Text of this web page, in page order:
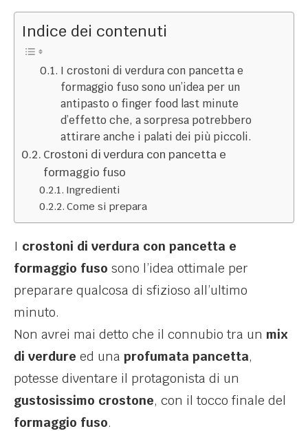
Indice dei contenuti
I crostoni di verdura con pancetta e
formaggio fuso sono un’idea per un
antipasto o finger food last minute
d’effetto che, a sorpresa potrebbero
attirare anche i palati dei più piccoli.
Crostoni di verdura con pancetta e
formaggio fuso
Ingredienti
Come si prepara
I crostoni di verdura con pancetta e
formaggio fuso sono l’idea ottimale per
preparare qualcosa di sfizioso all’ultimo
minuto.
Non avrei mai detto che il connubio tra un mix
di verdure ed una profumata pancetta,
potesse diventare il protagonista di un
gustosissimo crostone, con il tocco finale del
formaggio fuso.